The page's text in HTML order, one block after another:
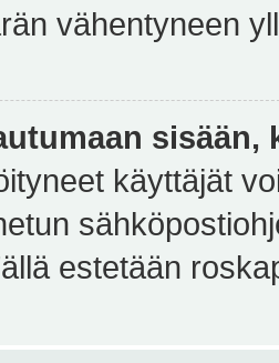
vähentyneen
sisään,
käyttäjät
estetään